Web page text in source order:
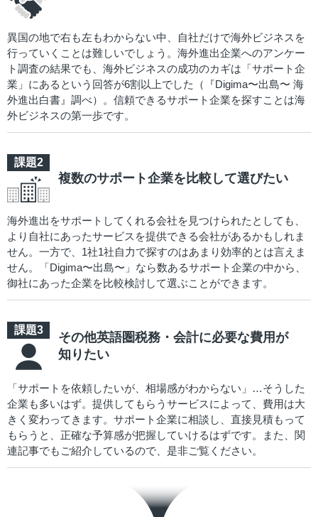
異国の地で右も左もわからない中、自社だけで海外ビジネスを
行っていくことは難しいでしょう。海外進出企業へのアンケー
ト調査の結果でも、海外ビジネスの成功のカギは「サポート企
業」にあるという回答が6割以上でした（『Digima〜出島〜 海
外進出白書』調べ）。信頼できるサポート企業を探すことは海
外ビジネスの第一歩です。
複数のサポート企業を比較して選びたい
海外進出をサポートしてくれる会社を見つけられたとしても、
より自社にあったサービスを提供できる会社があるかもしれま
せん。一方で、1社1社自力で探すのはあまり効率的とは言えま
せん。「Digima〜出島〜」なら数あるサポート企業の中から、
御社にあった企業を比較検討して選ぶことができます。
その他英語圏税務・会計に必要な費用が
知りたい
「サポートを依頼したいが、相場感がわからない」…そうした
企業も多いはず。提供してもらうサービスによって、費用は大
きく変わってきます。サポート企業に相談し、直接見積もって
もらうと、正確な予算感が把握していけるはずです。また、関
連記事でもご紹介しているので、是非ご覧ください。